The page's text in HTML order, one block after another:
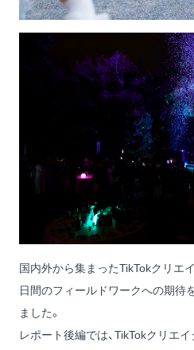
国内外から集まったTikTokクリエ
日間のフィールドワークへの期待
ました。
レポート後編では、TikTokクリエ